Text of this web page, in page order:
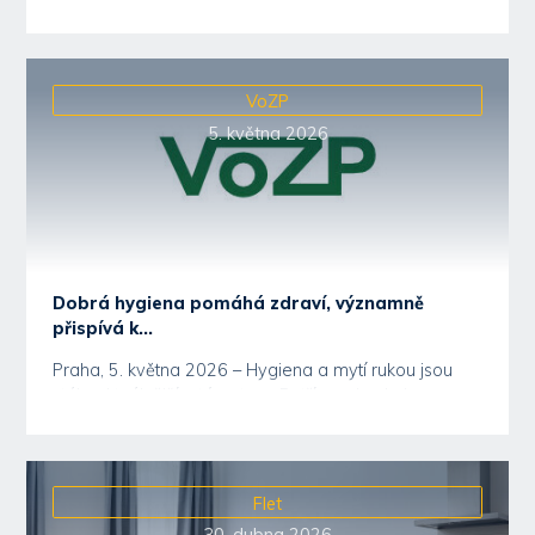
VoZP
5. května 2026
Dobrá hygiena pomáhá zdraví, významně
přispívá k...
Praha, 5. května 2026 – Hygiena a mytí rukou jsou
stále aktuálnějším tématem. Patří mezi velmi...
Flet